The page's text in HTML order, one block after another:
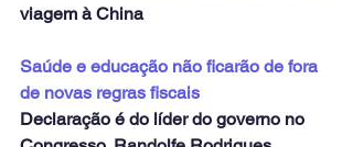
viagem à China
Saúde e educação não ficarão de fora
de novas regras fiscais
Declaração é do líder do governo no